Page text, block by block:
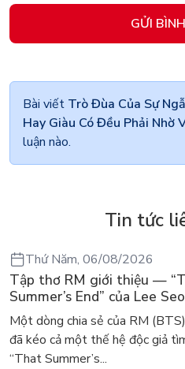
GỬI
Bài viết Trò Đùa Của Sự
Hay Giàu Có Đều Phải Nhờ
luận nào.
Tin tức
Thứ Năm, 06/08/2026
Tập thơ RM giới thiệu —
Summer’s End” của Lee
mắt bản tiếng Anh sau 4
Một dòng chia sẻ của RM
đã kéo cả một thế hệ độc giả
“That Summer’s...